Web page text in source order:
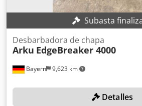
Subasta
Bayern 9,623 km
Desbarbadora de chapa
Arku EdgeBreaker 4000
Detalles